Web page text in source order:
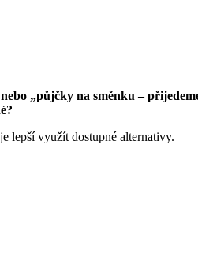
„půjčky na směnku –
lepší využít dostupné alternativy.